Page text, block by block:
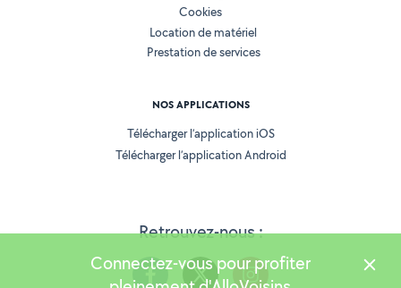
Retrouvez-nous :
Cookies
Location de matériel
Prestation de services
NOS APPLICATIONS
Télécharger l’application iOS
Télécharger l’application Android
Connectez-vous pour profiter